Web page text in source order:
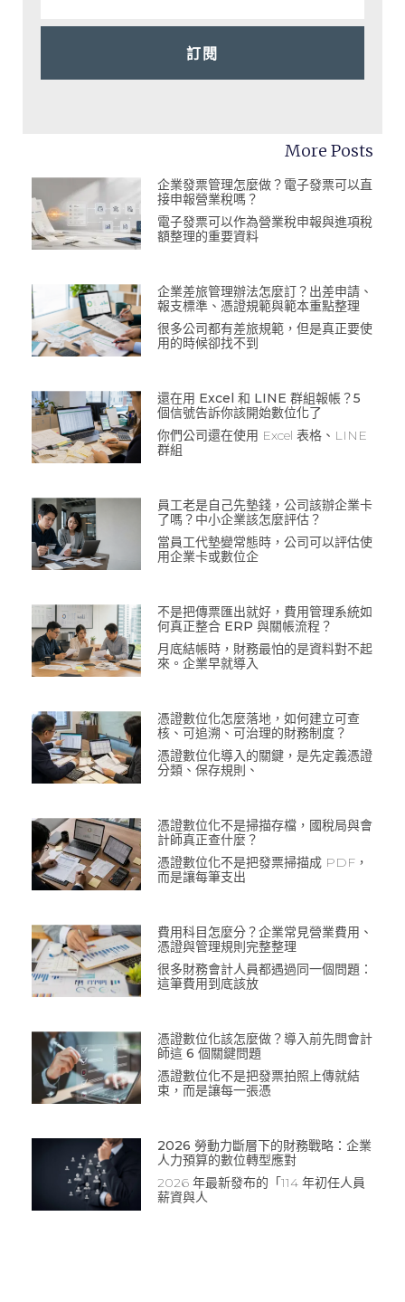
訂閱
More Posts
企業發票管理怎麼做？電子發票可以直
接申報營業稅嗎？
電子發票可以作為營業稅申報與進項稅
額整理的重要資料
企業差旅管理辦法怎麼訂？出差申請、
報支標準、憑證規範與範本重點整理
很多公司都有差旅規範，但是真正要使
用的時候卻找不到
還在用 Excel 和 LINE 群組報帳？5
個信號告訴你該開始數位化了
你們公司還在使用 Excel 表格、LINE
群組
員工老是自己先墊錢，公司該辦企業卡
了嗎？中小企業該怎麼評估？
當員工代墊變常態時，公司可以評估使
用企業卡或數位企
不是把傳票匯出就好，費用管理系統如
何真正整合 ERP 與關帳流程？
月底結帳時，財務最怕的是資料對不起
來。企業早就導入
憑證數位化怎麼落地，如何建立可查
核、可追溯、可治理的財務制度？
憑證數位化導入的關鍵，是先定義憑證
分類、保存規則、
憑證數位化不是掃描存檔，國稅局與會
計師真正查什麼？
憑證數位化不是把發票掃描成 PDF，
而是讓每筆支出
費用科目怎麼分？企業常見營業費用、
憑證與管理規則完整整理
很多財務會計人員都遇過同一個問題：
這筆費用到底該放
憑證數位化該怎麼做？導入前先問會計
師這 6 個關鍵問題
憑證數位化不是把發票拍照上傳就結
束，而是讓每一張憑
2026 勞動力斷層下的財務戰略：企業
人力預算的數位轉型應對
2026 年最新發布的「114 年初任人員
薪資與人